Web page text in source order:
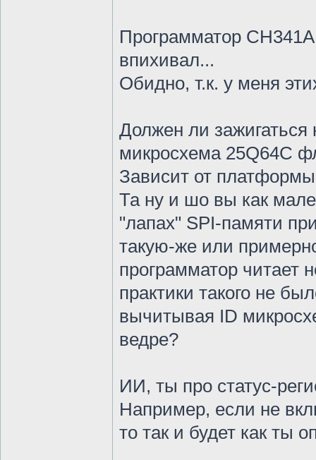
Программатор
впихивал...
Обидно, т.к. у меня
Должен ли
микросхема 25Q64C
Зависит от
Та ну и шо вы как
"лапах" SPI-памяти
такую-же или
программатор читает
практики такого не
вычитывая ID
ведре?
ИИ, ты про статус-
Например, если не
то так и будет как ты